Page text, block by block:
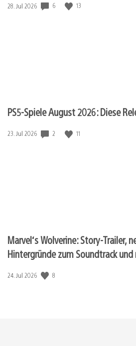
Veröffentlichungsdatum:
28. Jul 2026 6 13
PS5-Spiele August 2026: Diese
Veröffentlichungsdatum:
23. Jul 2026 2 11
Marvel‘s Wolverine: Story-Trailer,
Hintergründe zum Soundtrack und
Veröffentlichungsdatum:
24. Jul 2026 8